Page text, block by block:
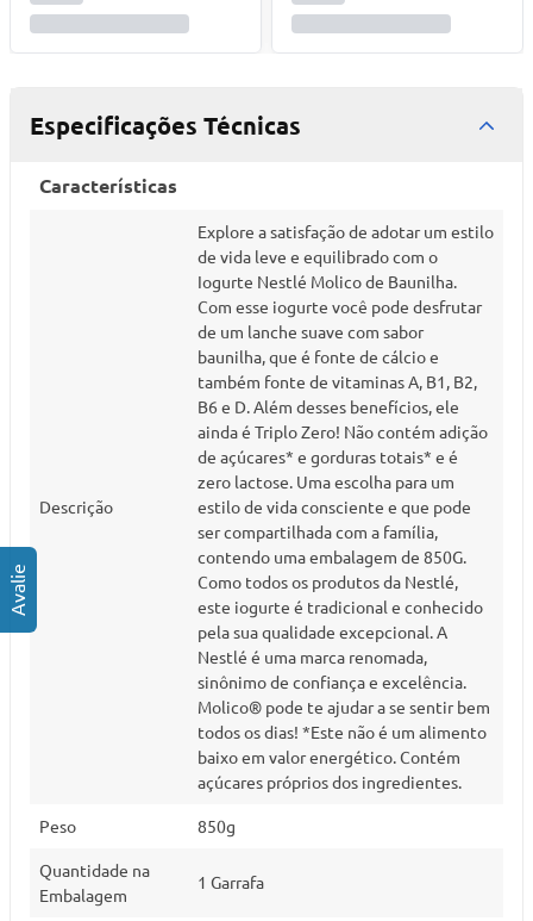
Especificações Técnicas
Características
Descrição
Explore a satisfação de adotar um estilo
de vida leve e equilibrado com o
Iogurte Nestlé Molico de Baunilha.
Com esse iogurte você pode desfrutar
de um lanche suave com sabor
baunilha, que é fonte de cálcio e
também fonte de vitaminas A, B1, B2,
B6 e D. Além desses benefícios, ele
ainda é Triplo Zero! Não contém adição
de açúcares* e gorduras totais* e é
zero lactose. Uma escolha para um
estilo de vida consciente e que pode
ser compartilhada com a família,
contendo uma embalagem de 850G.
Como todos os produtos da Nestlé,
este iogurte é tradicional e conhecido
pela sua qualidade excepcional. A
Nestlé é uma marca renomada,
sinônimo de confiança e excelência.
Molico® pode te ajudar a se sentir bem
todos os dias! *Este não é um alimento
baixo em valor energético. Contém
açúcares próprios dos ingredientes.
Peso 850g
Quantidade na
Embalagem
1 Garrafa